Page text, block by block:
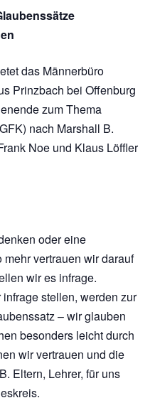
das Männerbüro
Prinzbach bei Offenburg
zum Thema
nach Marshall B.
Noe und Klaus Löffler
oder eine
vertrauen wir darauf
wir es infrage.
stellen, werden zur
– wir glauben
besonders leicht durch
wir vertrauen und die
Eltern, Lehrer, für uns